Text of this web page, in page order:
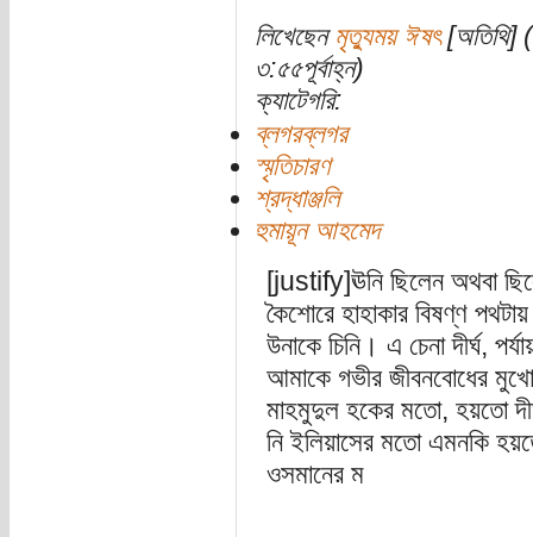
লিখেছেন মৃত্যুময় ঈষৎ[অতিথি]
৩:৫৫পূর্বাহ্ন)
ক্যাটেগরি:
ব্লগরব্লগর
স্মৃতিচারণ
শ্রদ্ধাঞ্জলি
হুমায়ূন আহমেদ
[justify]ঊনি ছিলেন অথবা
কৈশোরে হাহাকার বিষণ্ণ
উনাকে চিনি। এ চেনা দীর্ঘ,
আমাকে গভীর জীবনবোধের
মাহমুদুল হকের মতো, হয়তো
নি ইলিয়াসের মতো এমনকি
ওসমানের ম